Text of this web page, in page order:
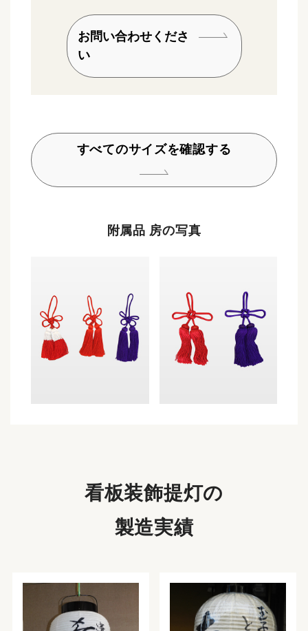
お問い合わせくださ
い
すべてのサイズを確認する
附属品 房の写真
看板装飾提灯の
製造実績